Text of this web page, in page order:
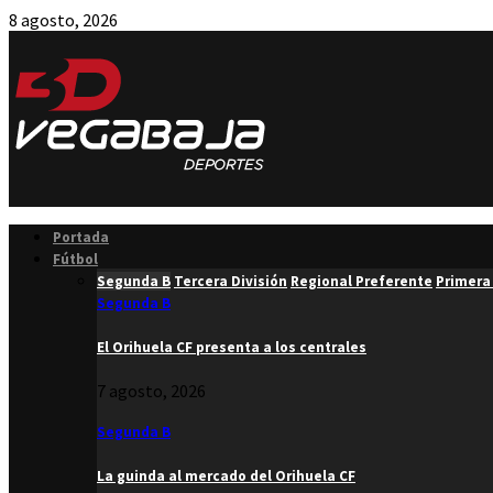
8 agosto, 2026
Portada
Fútbol
Segunda B Tercera División Regional Preferente
Segunda B
El Orihuela CF presenta a los centrales
7 agosto, 2026
Segunda B
La guinda al mercado del Orihuela CF